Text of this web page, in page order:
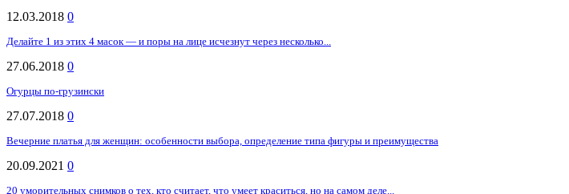
12.03.2018 0
Делайте 1 из этих 4 масок — и поры на лице исчезнут через несколько...
27.06.2018 0
Огурцы по-грузински
27.07.2018 0
Вечерние платья для женщин: особенности выбора, определение типа фигуры и преимущества
20.09.2021 0
20 уморительных снимков о тех, кто считает, что умеет краситься, но на самом деле...